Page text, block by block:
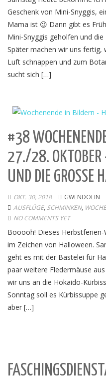
Geschenk von Mini-Snyggis,
Mama ist 😉 Dann gibt es
Mini-Snyggis geholfen und
Später machen wir uns fertig,
Luft schnappen und zum
sucht sich […]
#38
27./28. OKTOBER
UND DIE GROSSE
OKT. 30, 2018
GWENDOLIN
AUSFLÜGE, SCHMINKEN,
NO COMMENTS YET
Booooh! Dieses
im Zeichen von Halloween.
geht es mit der Bastelei für
paar weitere Fledermäuse
wir uns an die Hokaido-
Sonntag soll es Kürbissuppe
aber […]